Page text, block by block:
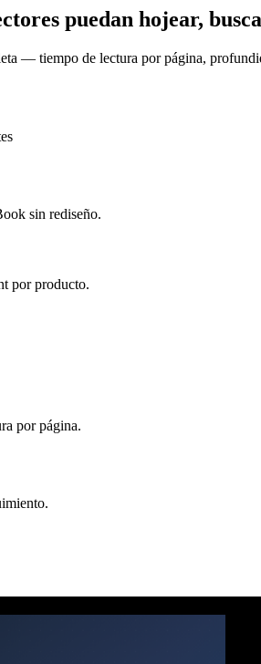
puedan hojear,
— tiempo de lectura por página,
sin rediseño.
por producto.
por página.